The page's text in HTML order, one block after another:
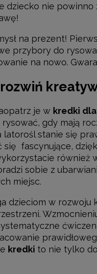
dziecko nie
na prezent!
przybory do
na nowo.
je w kredki
gdy mają
latorośl stanie się
fascynujące,
również
sobie z
miejsc.
dzieciom w
kredki to nie tylko